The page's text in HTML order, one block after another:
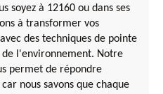
soyez à 12160 ou dans ses
à transformer vos
des techniques de pointe
l'environnement. Notre
permet de répondre
nous savons que chaque